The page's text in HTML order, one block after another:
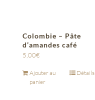
Colombie – Pâte
d’amandes café
5,00€
Ajouter au
panier
Détails